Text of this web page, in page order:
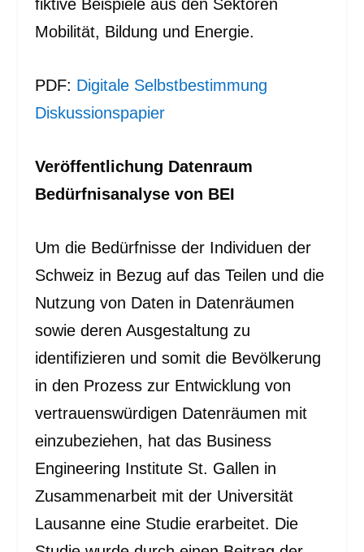
fiktive Beispiele aus den Sektoren
Mobilität, Bildung und Energie.
PDF: Digitale Selbstbestimmung
Diskussionspapier
Veröffentlichung Datenraum
Bedürfnisanalyse von BEI
Um die Bedürfnisse der Individuen der
Schweiz in Bezug auf das Teilen und die
Nutzung von Daten in Datenräumen
sowie deren Ausgestaltung zu
identifizieren und somit die Bevölkerung
in den Prozess zur Entwicklung von
vertrauenswürdigen Datenräumen mit
einzubeziehen, hat das Business
Engineering Institute St. Gallen in
Zusammenarbeit mit der Universität
Lausanne eine Studie erarbeitet. Die